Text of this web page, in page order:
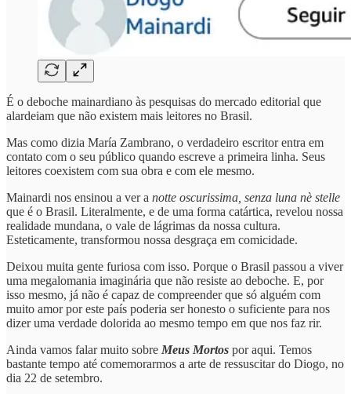
É o deboche mainardiano às pesquisas do mercado editorial que
alardeiam que não existem mais leitores no Brasil.
Mas como dizia María Zambrano, o verdadeiro escritor entra em
contato com o seu público quando escreve a primeira linha. Seus
leitores coexistem com sua obra e com ele mesmo.
Mainardi nos ensinou a ver a notte oscurissima, senza luna nè stelle
que é o Brasil. Literalmente, e de uma forma catártica, revelou nossa
realidade mundana, o vale de lágrimas da nossa cultura.
Esteticamente, transformou nossa desgraça em comicidade.
Deixou muita gente furiosa com isso. Porque o Brasil passou a viver
uma megalomania imaginária que não resiste ao deboche. E, por
isso mesmo, já não é capaz de compreender que só alguém com
muito amor por este país poderia ser honesto o suficiente para nos
dizer uma verdade dolorida ao mesmo tempo em que nos faz rir.
Ainda vamos falar muito sobre Meus Mortos por aqui. Temos
bastante tempo até comemorarmos a arte de ressuscitar do Diogo, no
dia 22 de setembro.